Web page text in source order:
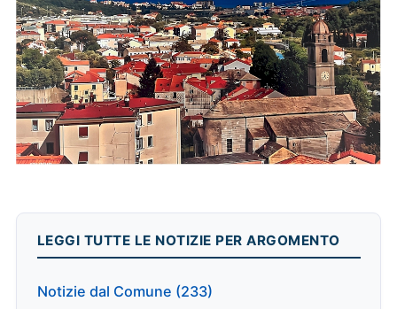
LEGGI TUTTE LE NOTIZIE PER ARGOMENTO
Notizie dal Comune (233)